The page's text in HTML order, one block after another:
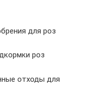
для роз
роз
отходы для